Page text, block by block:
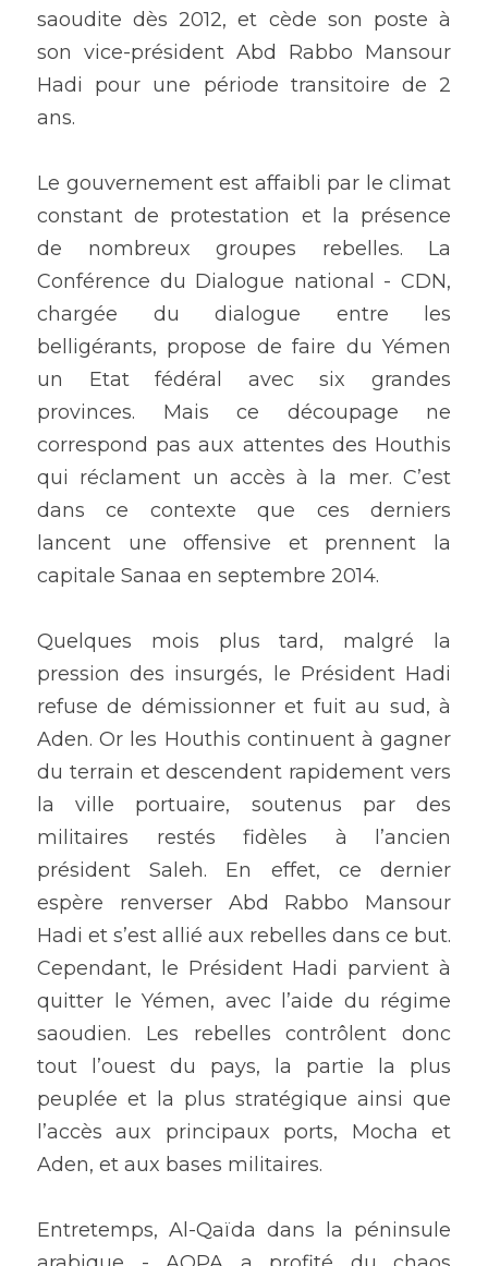
saoudite dès 2012, et cède son poste à
son vice-président Abd Rabbo Mansour
Hadi pour une période transitoire de 2
ans.
Le gouvernement est affaibli par le climat
constant de protestation et la présence
de nombreux groupes rebelles. La
Conférence du Dialogue national - CDN,
chargée du dialogue entre les
belligérants, propose de faire du Yémen
un Etat fédéral avec six grandes
provinces. Mais ce découpage ne
correspond pas aux attentes des Houthis
qui réclament un accès à la mer. C’est
dans ce contexte que ces derniers
lancent une offensive et prennent la
capitale Sanaa en septembre 2014.
Quelques mois plus tard, malgré la
pression des insurgés, le Président Hadi
refuse de démissionner et fuit au sud, à
Aden. Or les Houthis continuent à gagner
du terrain et descendent rapidement vers
la ville portuaire, soutenus par des
militaires restés fidèles à l’ancien
président Saleh. En effet, ce dernier
espère renverser Abd Rabbo Mansour
Hadi et s’est allié aux rebelles dans ce but.
Cependant, le Président Hadi parvient à
quitter le Yémen, avec l’aide du régime
saoudien. Les rebelles contrôlent donc
tout l’ouest du pays, la partie la plus
peuplée et la plus stratégique ainsi que
l’accès aux principaux ports, Mocha et
Aden, et aux bases militaires.
Entretemps, Al-Qaïda dans la péninsule